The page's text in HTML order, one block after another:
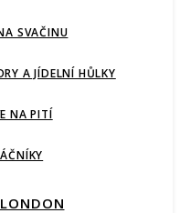
SVAČINU
A JÍDELNÍ HŮLKY
NA PITÍ